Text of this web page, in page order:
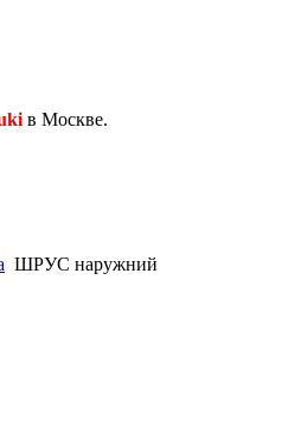
в Москве.
ШРУС наружний